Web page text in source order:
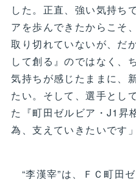
した。正直、強い気持ち
アを歩んできたからこそ
取り切れていないが、だ
して創る』のではなく、
気持ちが感じたままに、
たい。そして、選手とし
た『町田ゼルビア・J1昇
為、支えていきたいです」
“李漢宰”は、ＦＣ町田